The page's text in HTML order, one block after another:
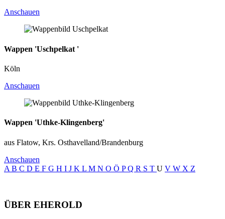
Anschauen
Wappen 'Uschpelkat '
Köln
Anschauen
Wappen 'Uthke-Klingenberg'
aus Flatow, Krs. Osthavelland/Brandenburg
Anschauen
A B C D E F G H I J K L M N O Ö PQ R S T U V W X Z
ÜBER EHEROLD